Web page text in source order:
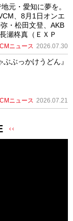
元・愛知に夢を。
、8月1日オンエ
・松田文登、AKB
瀬柊真（ＥＸＰ
CMニュース 2026.07.30
ぶっかけうどん』
CMニュース 2026.07.21